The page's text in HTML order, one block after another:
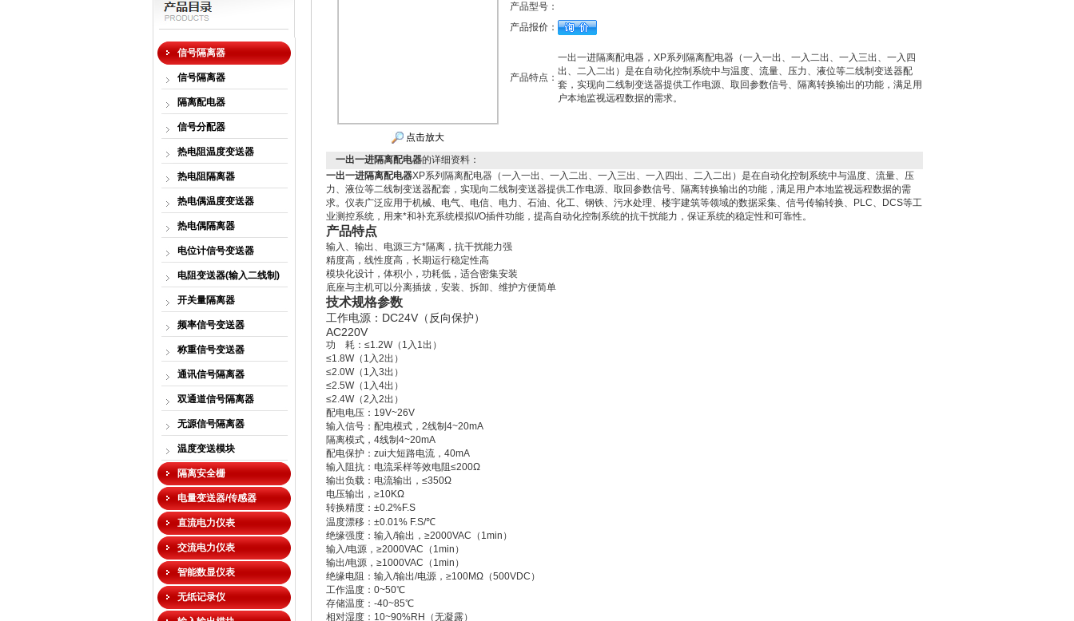
信号隔离器
信号隔离器
隔离配电器
信号分配器
热电阻温度变送器
热电阻隔离器
热电偶温度变送器
热电偶隔离器
电位计信号变送器
电阻变送器(输入二线制)
开关量隔离器
频率信号变送器
称重信号变送器
通讯信号隔离器
双通道信号隔离器
无源信号隔离器
温度变送模块
隔离安全栅
电量变送器/传感器
直流电力仪表
交流电力仪表
智能数显仪表
无纸记录仪
点击放大
产品型号：
产品报价：
产品特点：
一出一进隔离配电器，XP系列隔离配电器（一入一出、一入二出、一入三出、一入四
出、二入二出）是在自动化控制系统中与温度、流量、压力、液位等二线制变送器配
套，实现向二线制变送器提供工作电源、取回参数信号、隔离转换输出的功能，满足用
户本地监视远程数据的需求。
一出一进隔离配电器的详细资料：
一出一进隔离配电器XP系列隔离配电器（一入一出、一入二出、一入三出、一入四出、二入二出）是在自动化控制系统中与温度、流量、压
力、液位等二线制变送器配套，实现向二线制变送器提供工作电源、取回参数信号、隔离转换输出的功能，满足用户本地监视远程数据的需
求。仪表广泛应用于机械、电气、电信、电力、石油、化工、钢铁、污水处理、楼宇建筑等领域的数据采集、信号传输转换、PLC、DCS等工
业测控系统，用来*和补充系统模拟I/O插件功能，提高自动化控制系统的抗干扰能力，保证系统的稳定性和可靠性。
产品特点
输入、输出、电源三方*隔离，抗干扰能力强
精度高，线性度高，长期运行稳定性高
模块化设计，体积小，功耗低，适合密集安装
底座与主机可以分离插拔，安装、拆卸、维护方便简单
技术规格参数
工作电源： DC24V （反向保护）
AC220V
功 耗：≤1.2W（1入1出）
≤1.8W（1入2出）
≤2.0W（1入3出）
≤2.5W（1入4出）
≤2.4W（2入2出）
配电电压：19V~26V
输入信号：配电模式，2线制4~20mA
隔离模式，4线制4~20mA
配电保护：zui大短路电流，40mA
输入阻抗：电流采样等效电阻≤200Ω
输出负载：电流输出，≤350Ω
电压输出，≥10KΩ
转换精度：±0.2%F.S
温度漂移：±0.01% F.S/℃
绝缘强度：输入/输出，≥2000VAC（1min）
输入/电源，≥2000VAC（1min）
输出/电源，≥1000VAC（1min）
绝缘电阻：输入/输出/电源，≥100MΩ（500VDC）
工作温度：0~50℃
存储温度：-40~85℃
相对湿度：10~90%RH（无凝露）